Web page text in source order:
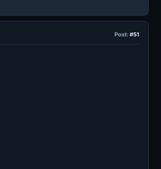
Post: #51